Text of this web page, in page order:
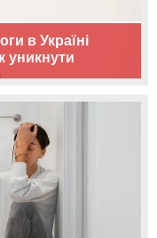
в Україні
уникнути